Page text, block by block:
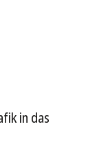
in das